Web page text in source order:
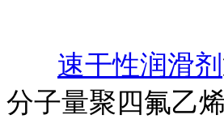
速干性润滑剂
分子量聚四氟乙